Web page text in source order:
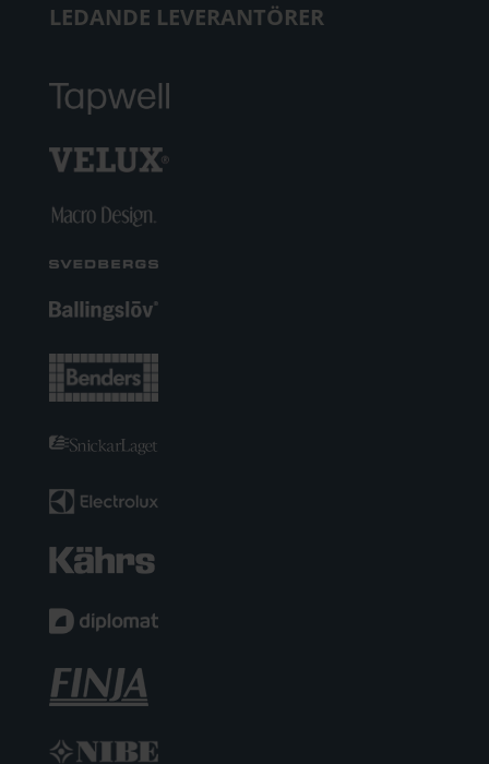
LEDANDE LEVERANTÖRER